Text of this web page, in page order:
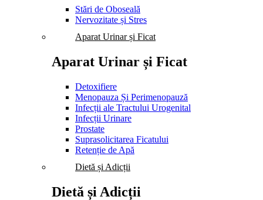
Stări de Oboseală
Nervozitate și Stres
Aparat Urinar și Ficat
Aparat Urinar și Ficat
Detoxifiere
Menopauza Și Perimenopauză
Infecții ale Tractului Urogenital
Infecții Urinare
Prostate
Suprasolicitarea Ficatului
Retenție de Apă
Dietă și Adicții
Dietă și Adicții